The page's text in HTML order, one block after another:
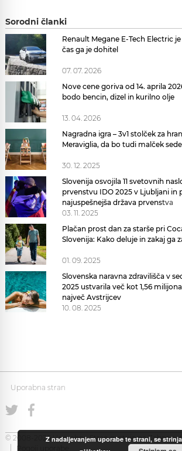
Sorodni članki
Renault Megane E-Tech Electric
čas ga je dohitel
07. 07. 2026
Nove cene goriva od 14. aprila
bodo bencin, dizel in kurilno olje
13. 04. 2026
Nagradna igra – 3v1 stolček za
Meraviglia, da bo tudi malček
30. 12. 2025
Slovenija osvojila 11 svetovnih
prvenstvu IDO 2025 v Ljubljani in
najuspešnejša država prvenstva
03. 11. 2025
Plačan prost dan za starše pri
Slovenija: Kako deluje in zakaj ga
01. 09. 2025
Slovenska naravna zdravilišča v
2025 ustvarila več kot 1,56
največ Avstrijcev
10. 08. 2025
Uporabna stran
© 2008-2026 Uporabna Stran gostuje naZabec.net
Pogoji uporabe
Z nadaljevanjem uporabe te strani, se